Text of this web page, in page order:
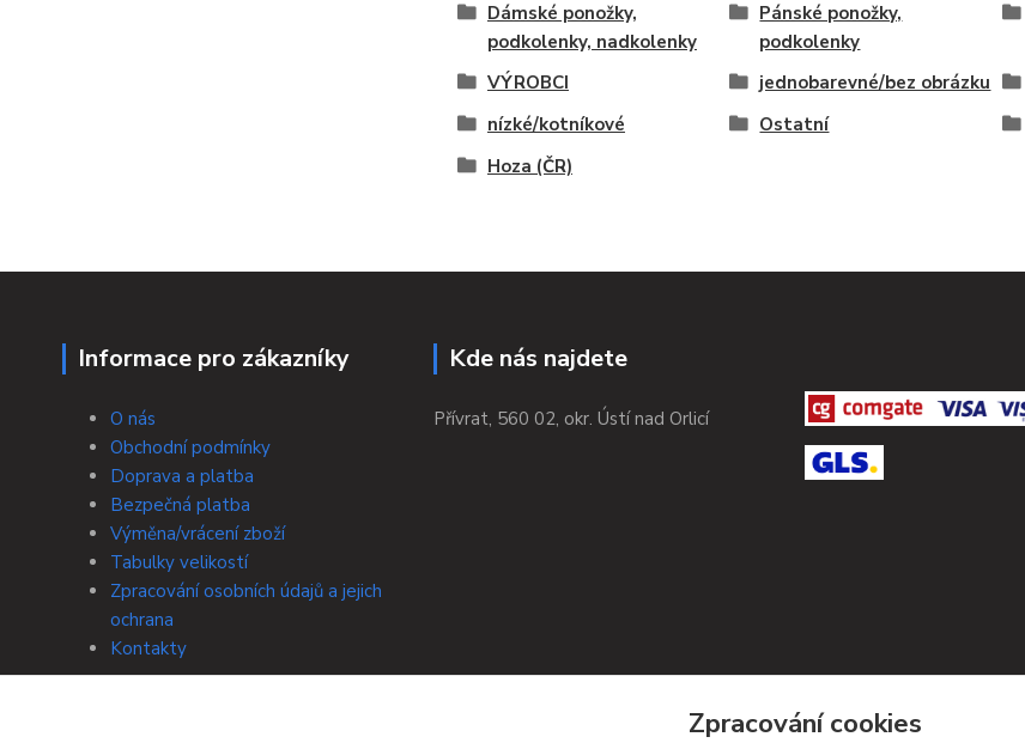
Dámské ponožky,
podkolenky, nadkolenky
Pánské ponožky,
podkolenky
VÝROBCI
jednobarevné/bez obrázku
nízké/kotníkové
Ostatní
Hoza (ČR)
Informace pro zákazníky
O nás
Obchodní podmínky
Doprava a platba
Bezpečná platba
Výměna/vrácení zboží
Tabulky velikostí
Zpracování osobních údajů a jejich
ochrana
Kontakty
Kde nás najdete
Přívrat, 560 02, okr. Ústí nad Orlicí
Zpracování cookies